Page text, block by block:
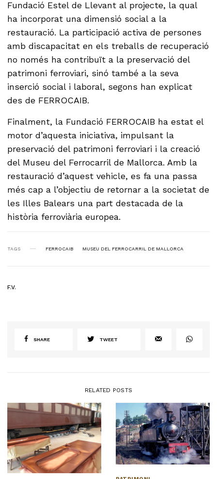
Fundació Estel de Llevant al projecte, la qual
ha incorporat una dimensió social a la
restauració. La participació activa de persones
amb discapacitat en els treballs de recuperació
no només ha contribuït a la preservació del
patrimoni ferroviari, sinó també a la seva
inserció social i laboral, segons han explicat
des de FERROCAIB.
Finalment, la Fundació FERROCAIB ha estat el
motor d’aquesta iniciativa, impulsant la
preservació del patrimoni ferroviari i la creació
del Museu del Ferrocarril de Mallorca. Amb la
restauració d’aquest vehicle, es fa una passa
més cap a l’objectiu de retornar a la societat de
les Illes Balears una part destacada de la
història ferroviària europea.
TAGS FERROCAIB MUSEU DEL FERROCARRIL DE MALLORCA
F.V.
SHARE TWEET
RELATED POSTS